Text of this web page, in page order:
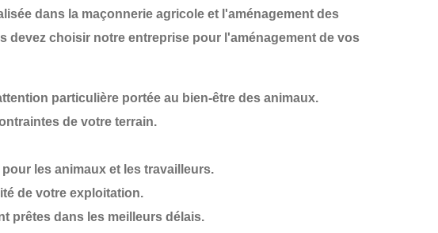
dans la maçonnerie agricole et l'aménagement des
devez choisir notre entreprise pour l'aménagement de vos
particulière portée au bien-être des animaux.
de votre terrain.
les animaux et les travailleurs.
de votre exploitation.
prêtes dans les meilleurs délais.